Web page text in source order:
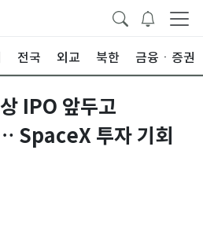
전국 외교 북한 금융ㆍ증권
IPO 앞두고
SpaceX 투자 기회